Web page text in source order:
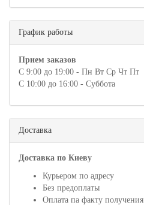
График работы
Прием заказов
С 9:00 до 19:00 - Пн Вт Ср Чт Пт
С 10:00 до 16:00 - Суббота
Доставка
Доставка по Киеву
Курьером по адресу
Без предоплаты
Оплата па факту получения